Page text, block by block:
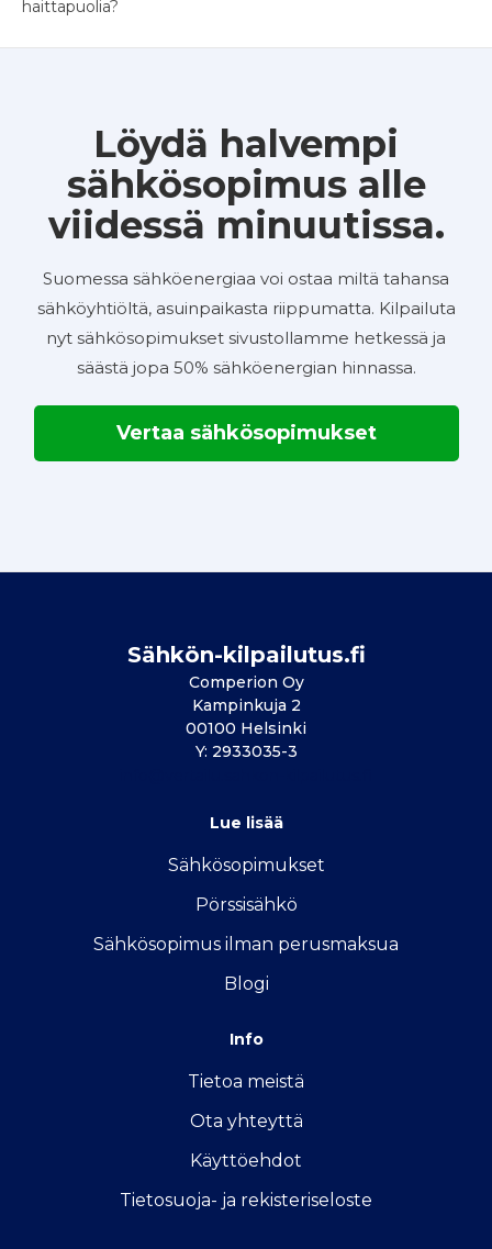
haittapuolia?
Löydä halvempi
sähkösopimus alle
viidessä minuutissa.
Suomessa sähköenergiaa voi ostaa miltä tahansa
sähköyhtiöltä, asuinpaikasta riippumatta. Kilpailuta
nyt sähkösopimukset sivustollamme hetkessä ja
säästä jopa 50% sähköenergian hinnassa.
Vertaa sähkösopimukset
Sähkön-kilpailutus.fi
Comperion Oy
Kampinkuja 2
00100 Helsinki
Y: 2933035-3
Lue lisää
Sähkösopimukset
Pörssisähkö
Sähkösopimus ilman perusmaksua
Blogi
Info
Tietoa meistä
Ota yhteyttä
Käyttöehdot
Tietosuoja- ja rekisteriseloste